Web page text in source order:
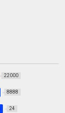
22000
8888
24